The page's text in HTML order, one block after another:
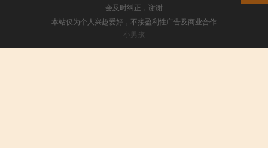
会及时纠正，谢谢
本站仅为个人兴趣爱好，不接盈利性广告及商业合作
小男孩